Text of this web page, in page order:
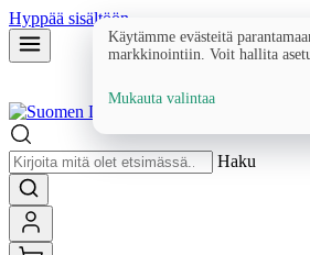
Hyppää sisältöön
Haku
Käytämme evästeitä
markkinointiin. Voit hallita
Mukauta valintaa